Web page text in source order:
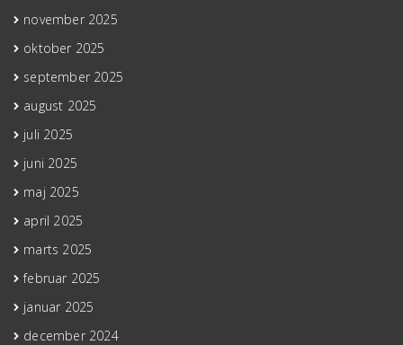
november 2025
oktober 2025
september 2025
august 2025
juli 2025
juni 2025
maj 2025
april 2025
marts 2025
februar 2025
januar 2025
december 2024